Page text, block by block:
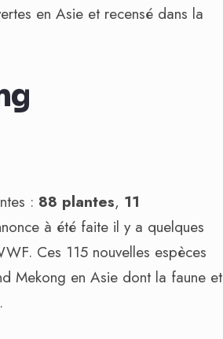
en Asie et recensé dans la
: 88 plantes, 11
à été faite il y a quelques
Ces 115 nouvelles espèces
Mekong en Asie dont la faune et